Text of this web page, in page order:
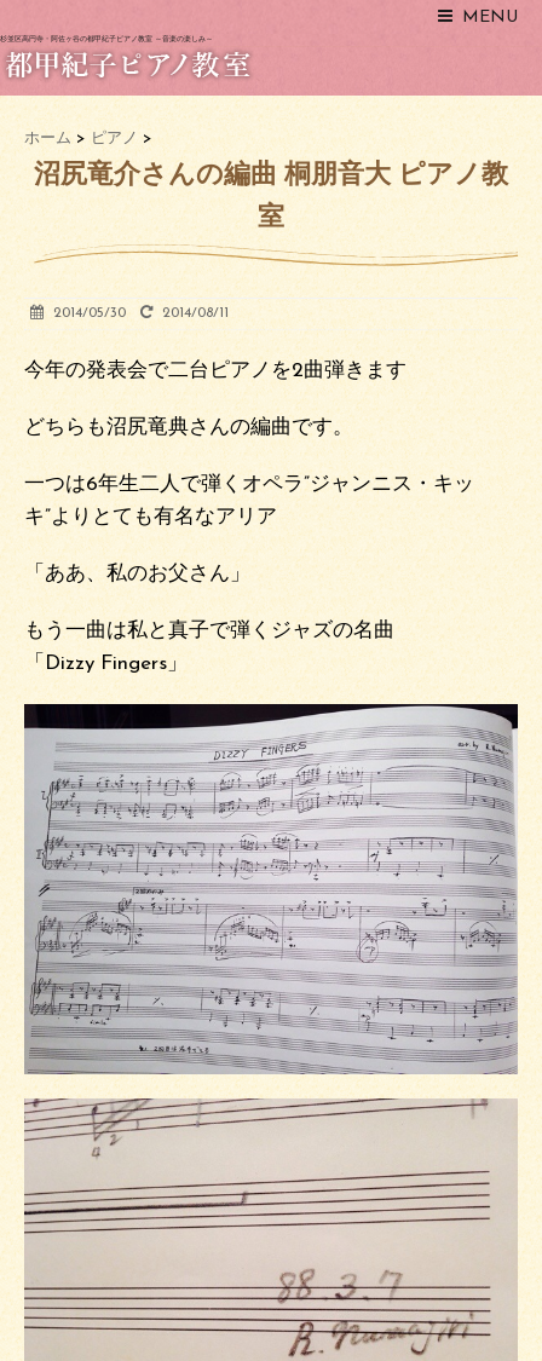
MENU
杉並区高円寺・阿佐ヶ谷の都甲紀子ピアノ教室 ～音楽の楽しみ～
ホーム > ピアノ >
沼尻竜介さんの編曲 桐朋音大 ピアノ教
室
2014/05/30 2014/08/11
今年の発表会で二台ピアノを2曲弾きます
どちらも沼尻竜典さんの編曲です。
一つは6年生二人で弾くオペラ”ジャンニス・キッ
キ”よりとても有名なアリア
「ああ、私のお父さん」
もう一曲は私と真子で弾くジャズの名曲
「Dizzy Fingers」